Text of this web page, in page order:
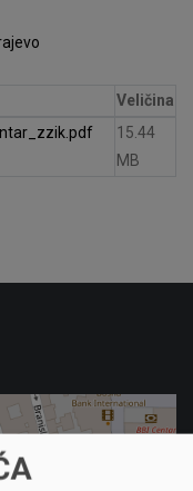
Veličina
15.44
MB